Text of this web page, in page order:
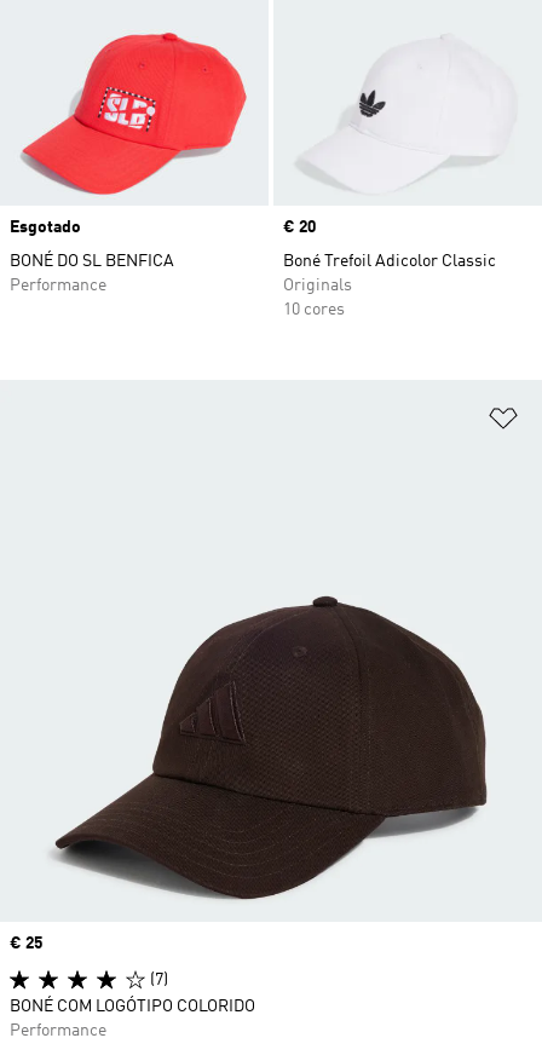
Esgotado
BONÉ DO SL BENFICA
Performance
Price
€ 20
Boné Trefoil Adicolor Classic
Originals
10 cores
Price
€ 25
(7)
BONÉ COM LOGÓTIPO COLORIDO
Performance